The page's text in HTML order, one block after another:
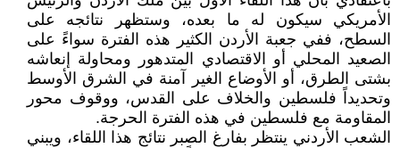
الأمريكي سيكون له ما بعده، وستظهر نتائجه على
السطح، ففي جعبة الأردن الكثير هذه الفترة سواءً على
الصعيد المحلي أو الاقتصادي المتدهور ومحاولة إنعاشه
بشتى الطرق، أو الأوضاع الغير آمنة في الشرق الأوسط
وتحديداً فلسطين والخلاف على القدس، ووقوف محور
المقاومة مع فلسطين في هذه الفترة الحرجة.
الشعب الأردني ينتظر بفارغ الصبر نتائج هذا اللقاء، ويبني